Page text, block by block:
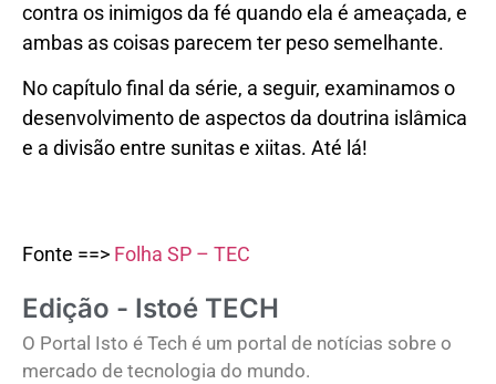
contra os inimigos da fé quando ela é ameaçada, e
ambas as coisas parecem ter peso semelhante.
No capítulo final da série, a seguir, examinamos o
desenvolvimento de aspectos da doutrina islâmica
e a divisão entre sunitas e xiitas. Até lá!
Fonte ==> Folha SP – TEC
Edição - Istoé TECH
O Portal Isto é Tech é um portal de notícias sobre o
mercado de tecnologia do mundo.